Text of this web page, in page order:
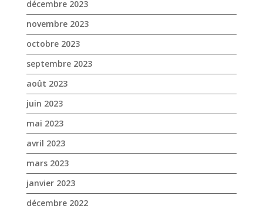
décembre 2023
novembre 2023
octobre 2023
septembre 2023
août 2023
juin 2023
mai 2023
avril 2023
mars 2023
janvier 2023
décembre 2022